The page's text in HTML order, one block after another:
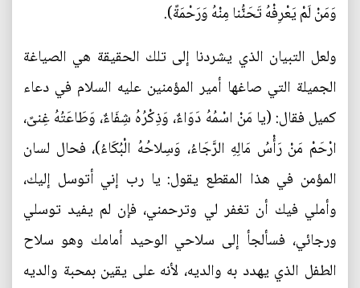
وَمَنْ لَمْ يَعْرِفْهُ تَحَنُّنا مِنْهُ وَرَحْمَةً).
ولعل التبيان الذي يشردنا إلى تلك الحقيقة هي الصياغة
الجميلة التي صاغها أمير المؤمنين عليه السلام في دعاء
كميل فقال: (يا مَنْ اسْمُهُ دَوَاءٌ، وَذِكْرُهُ شِفَاءٌ، وَطَاعَتُهُ غِنىً،
ارْحَمْ مَنْ رَأْسُ مَالِهِ الرَّجَاءُ، وَسِلاحُهُ الْبُكَاءُ)، فحال لسان
المؤمن في هذا المقطع يقول: يا رب إني أتوسل إليك،
وأملي فيك أن تغفر لي وترحمني، فإن لم يفيد توسلي
ورجائي، فسألجأ إلى سلاحي الوحيد أمامك وهو سلاح
الطفل الذي يهدد به والديه، لأنه على يقين بمحبة والديه